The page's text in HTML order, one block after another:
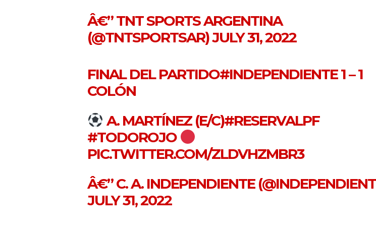
Â€” TNT SPORTS ARGENTINA
(@TNTSPORTSAR)JULY 31, 2022
FINAL DEL PARTIDO#INDEPENDIENTE1 – 1
COLÓN
A. MARTÍNEZ (E/C)#RESERVALPF
#TODOROJO
PIC.TWITTER.COM/ZLDVHZMBR3
Â€” C. A. INDEPENDIENTE
JULY 31, 2022